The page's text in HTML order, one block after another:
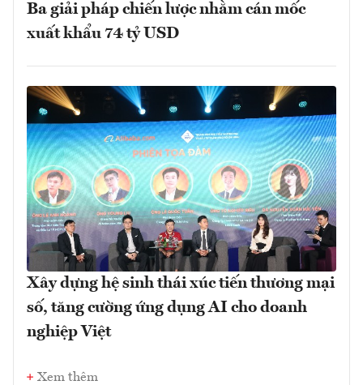
Ba giải pháp chiến lược nhằm cán mốc
xuất khẩu 74 tỷ USD
Xây dựng hệ sinh thái xúc tiến thương mại
số, tăng cường ứng dụng AI cho doanh
nghiệp Việt
Xem thêm